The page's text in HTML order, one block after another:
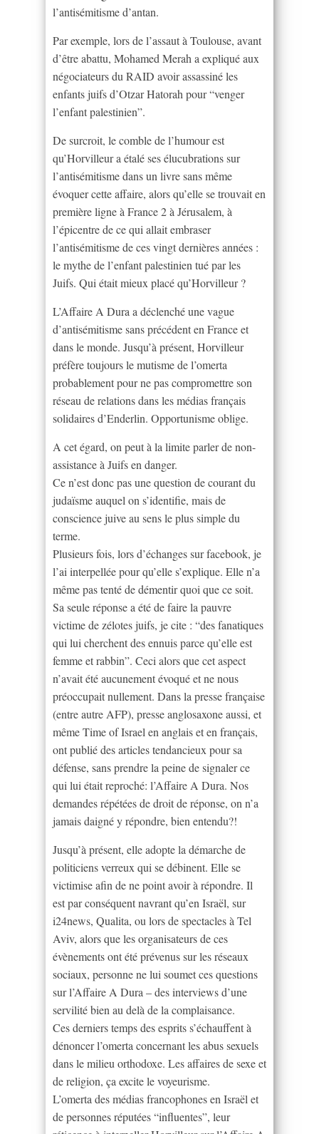
l’antisémitisme d’antan.
Par exemple, lors de l’assaut à Toulouse, avant
d’être abattu, Mohamed Merah a expliqué aux
négociateurs du RAID avoir assassiné les
enfants juifs d’Otzar Hatorah pour “venger
l’enfant palestinien”.
De surcroit, le comble de l’humour est
qu’Horvilleur a étalé ses élucubrations sur
l’antisémitisme dans un livre sans même
évoquer cette affaire, alors qu’elle se trouvait en
première ligne à France 2 à Jérusalem, à
l’épicentre de ce qui allait embraser
l’antisémitisme de ces vingt dernières années :
le mythe de l’enfant palestinien tué par les
Juifs. Qui était mieux placé qu’Horvilleur ?
L’Affaire A Dura a déclenché une vague
d’antisémitisme sans précédent en France et
dans le monde. Jusqu’à présent, Horvilleur
préfère toujours le mutisme de l’omerta
probablement pour ne pas compromettre son
réseau de relations dans les médias français
solidaires d’Enderlin. Opportunisme oblige.
A cet égard, on peut à la limite parler de non-
assistance à Juifs en danger.
Ce n’est donc pas une question de courant du
judaïsme auquel on s’identifie, mais de
conscience juive au sens le plus simple du
terme.
Plusieurs fois, lors d’échanges sur facebook, je
l’ai interpellée pour qu’elle s’explique. Elle n’a
même pas tenté de démentir quoi que ce soit.
Sa seule réponse a été de faire la pauvre
victime de zélotes juifs, je cite : “des fanatiques
qui lui cherchent des ennuis parce qu’elle est
femme et rabbin”. Ceci alors que cet aspect
n’avait été aucunement évoqué et ne nous
préoccupait nullement. Dans la presse française
(entre autre AFP), presse anglosaxone aussi, et
même Time of Israel en anglais et en français,
ont publié des articles tendancieux pour sa
défense, sans prendre la peine de signaler ce
qui lui était reproché: l’Affaire A Dura. Nos
demandes répétées de droit de réponse, on n’a
jamais daigné y répondre, bien entendu?!
Jusqu’à présent, elle adopte la démarche de
politiciens verreux qui se débinent. Elle se
victimise afin de ne point avoir à répondre. Il
est par conséquent navrant qu’en Israël, sur
i24news, Qualita, ou lors de spectacles à Tel
Aviv, alors que les organisateurs de ces
évènements ont été prévenus sur les réseaux
sociaux, personne ne lui soumet ces questions
sur l’Affaire A Dura – des interviews d’une
servilité bien au delà de la complaisance.
Ces derniers temps des esprits s’échauffent à
dénoncer l’omerta concernant les abus sexuels
dans le milieu orthodoxe. Les affaires de sexe et
de religion, ça excite le voyeurisme.
L’omerta des médias francophones en Israël et
de personnes réputées “influentes”, leur